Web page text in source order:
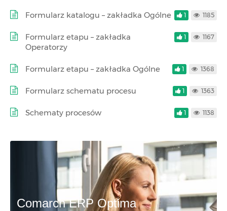
Formularz katalogu – zakładka Ogólne 1 1185
Formularz etapu – zakładka
Operatorzy
1 1167
Formularz etapu – zakładka Ogólne 1 1368
Formularz schematu procesu 1 1363
Schematy procesów 1 1138
Comarch ERP Optima